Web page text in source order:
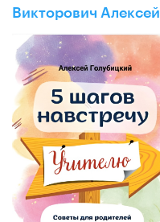
Викторович Алексей